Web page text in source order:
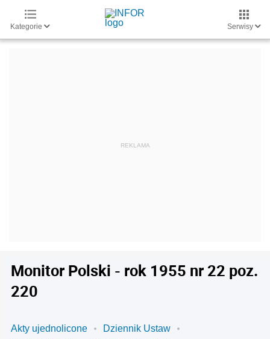
Kategorie Serwisy
Monitor Polski - rok 1955 nr 22 poz.
220
Akty ujednolicone
Dziennik Ustaw